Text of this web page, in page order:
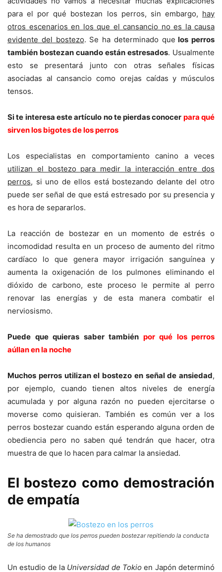
para el por qué bostezan los perros, sin embargo, hay
otros escenarios en los que el cansancio no es la causa
evidente del bostezo. Se ha determinado que los perros
también bostezan cuando están estresados. Usualmente
esto se presentará junto con otras señales físicas
asociadas al cansancio como orejas caídas y músculos
tensos.
Si te interesa este artículo no te pierdas conocer para qué
sirven los bigotes de los perros
Los especialistas en comportamiento canino a veces
utilizan el bostezo para medir la interacción entre dos
perros, si uno de ellos está bostezando delante del otro
puede ser señal de que está estresado por su presencia y
es hora de separarlos.
La reacción de bostezar en un momento de estrés o
incomodidad resulta en un proceso de aumento del ritmo
cardíaco lo que genera mayor irrigación sanguínea y
aumenta la oxigenación de los pulmones eliminando el
dióxido de carbono, este proceso le permite al perro
renovar las energías y de esta manera combatir el
nerviosismo.
Puede que quieras saber también por qué los perros
aúllan en la noche
Muchos perros utilizan el bostezo en señal de ansiedad,
por ejemplo, cuando tienen altos niveles de energía
acumulada y por alguna razón no pueden ejercitarse o
moverse como quisieran. También es común ver a los
perros bostezar cuando están esperando alguna orden de
obediencia pero no saben qué tendrán que hacer, otra
muestra de que lo hacen para calmar la ansiedad.
El bostezo como demostración
de empatía
Se ha demostrado que los perros pueden bostezar repitiendo la conducta
de los humanos
Un estudio de la Universidad de Tokio en Japón determinó